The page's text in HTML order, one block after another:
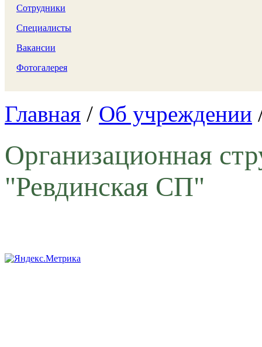
Сотрудники
Специалисты
Вакансии
Фотогалерея
Главная / Об учреждении
Организационная
"Ревдинская СП"